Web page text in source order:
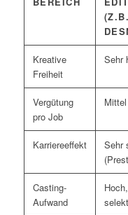
(Z.B.
Kreative
Freiheit
Sehr
Vergütung
pro Job
Karriereeffekt
Sehr
Casting-
Aufwand